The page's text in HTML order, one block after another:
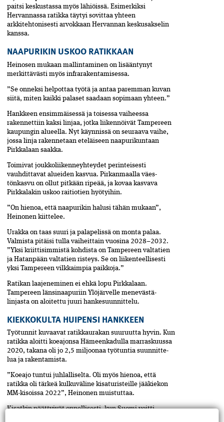
paitsi keskustassa myös lähiöissä. Esimerkiksi
Hervannassa ratikka täytyi sovittaa yhteen
arkkitehtonisesti arvokkaan Hervannan keskusakselin
kanssa.
NAAPURIKIN USKOO RATIKKAAN
Heinosen mukaan mallintaminen on lisääntynyt
merkittävästi myös infrarakentamisessa.
”Se onneksi helpottaa työtä ja antaa paremman kuvan
siitä, miten kaikki palaset saadaan sopimaan yhteen.”
Hankkeen ensimmäisessä ja toisessa vaiheessa
rakennettiin kaksi­ linjaa, jotka liikennöivät Tampereen
kaupungin alueella. Nyt käynnissä on seuraava vaihe,
jossa linja rakennetaan eteläiseen naapurikuntaan
Pirkkalaan saakka.
Toimivat joukkoliikenneyhtey­det perinteisesti
vauhdittavat ­alueiden kasvua. Pirkanmaalla väes­
tönkasvu on ollut pitkään ripeää, ja kovaa kasvava
Pirkkalakin uskoo raitiotien hyötyihin.
”On hienoa, että naapurikin halusi tähän mukaan”,
Heinonen kiittelee.
Urakka on taas suuri ja palapelissä on monta palaa.
Valmista­ pitäisi tulla vaiheittain vuosina 2028–2032.
”Yksi kriittisimmistä kohdista­ on Tampereen valtatien
ja Hatanpään valtatien risteys. Se on liikenteellisesti
yksi Tampereen vilkkaimpia paikkoja.”
Ratikan laajeneminen ei ehkä lopu Pirkkalaan.
Tampereen länsi­naapuriin Ylöjärvelle menevästä­
linjasta on aloitettu juuri hankesuunnittelu.
KIEKKOKULTA HUIPENSI HANKKEEN
Työtunnit kuvaavat ratikkaurakan suuruutta hyvin. Kun
ratikka aloitti koeajonsa Hämeenkadulla marraskuussa
2020, takana oli jo 2,5 miljoonaa työtuntia suunnitte­
lua ja rakentamista.
”Koeajo tuntui juhlalliselta. Oli myös hienoa, että
ratikka oli tärkeä kulkuväline kisaturisteille jääkiekon
MM-kisoissa 2022”, Heinonen muistuttaa.
Kisatkin päättyivät onnellisesti, kun Suomi voitti